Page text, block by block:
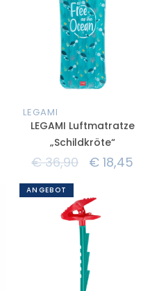
LEGAMI
LEGAMI Luftmatratze
„Schildkröte“
€36,90 € 18,45
ANGEBOT